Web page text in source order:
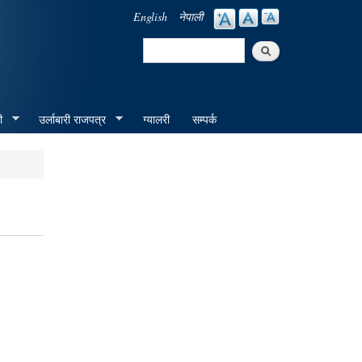
English नेपाली
Search
उर्लाबारी राजपत्र ग्यालरी सम्पर्क